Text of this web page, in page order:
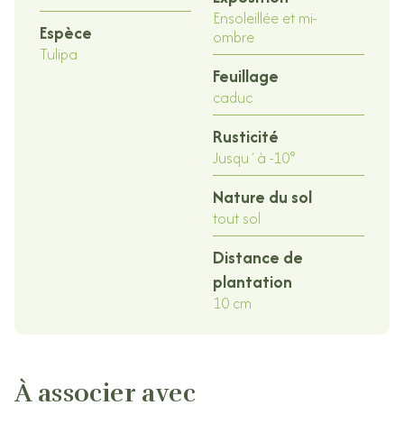
Espèce
Tulipa
Ensoleillée et mi-
ombre
Feuillage
caduc
Rusticité
Jusqu´à -10°
Nature du sol
tout sol
Distance de
plantation
10 cm
À associer avec